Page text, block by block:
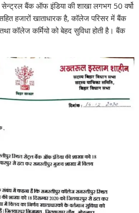
बैंक ऑफ इंडिया की शाखा लगभग 50 वर्षो
हजारों खाताधारक है, कॉलेज परिसर में बैंक
कॉलेज कर्मियो को बेहद सुविधा होती है। बैंक